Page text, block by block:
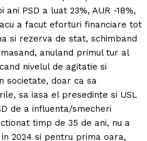
PSD a luat 23%, AUR -18%,
a facut eforturi financiare tot
si rezerva de stat, schimband
anuland primul tur al
nivelul de agitatie si
societate, doar ca sa
sa iasa el presedinte si USL
de a influenta/smecheri
timp de 35 de ani, nu a
2024 si pentru prima oara,